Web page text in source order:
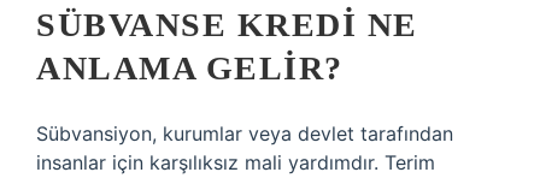
SÜBVANSE KREDI NE
ANLAMA GELIR?
Sübvansiyon, kurumlar veya devlet tarafından
insanlar için karşılıksız mali yardımdır. Terim